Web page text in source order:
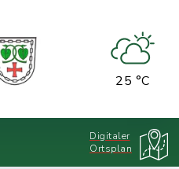
25 °C
Digitaler
Ortsplan